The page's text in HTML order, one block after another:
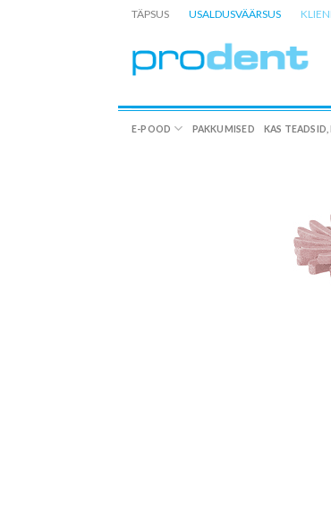
TÄPSUS USALDUSVÄÄRSUS
E-POOD PAKKUMISED KAS TEADSID,